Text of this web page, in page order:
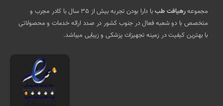
مجموعهرهیافت طب
با دارا بودن تجربه بیش از 35 سال با کادر مجرب و
متخصص با دو شعبه فعال در جنوب کشور در صدد ارائه خدمات و محصولاتی
با بهترین کیفیت در زمینه تجهیزات پزشکی و زیبایی میباشد.